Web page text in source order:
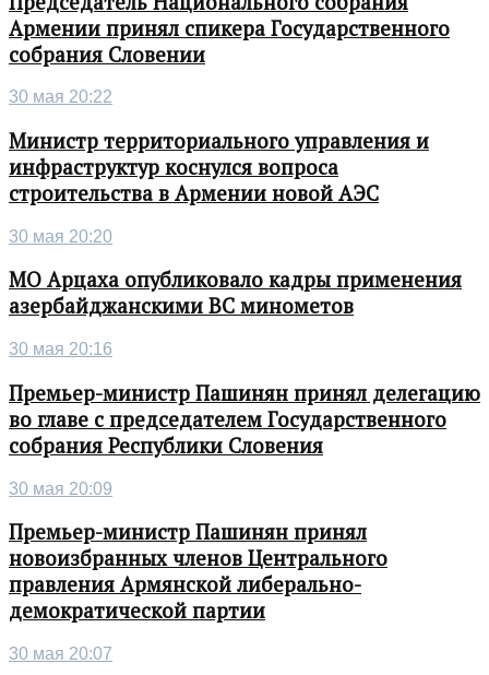
Армении принял спикера Государственного
собрания Словении
30 мая 20:22
Министр территориального управления и
инфраструктур коснулся вопроса
строительства в Армении новой АЭС
30 мая 20:20
МО Арцаха опубликовало кадры применения
азербайджанскими ВС минометов
30 мая 20:16
Премьер-министр Пашинян принял делегацию
во главе с председателем Государственного
собрания Республики Словения
30 мая 20:09
Премьер-министр Пашинян принял
новоизбранных членов Центрального
правления Армянской либерально-
демократической партии
30 мая 20:07